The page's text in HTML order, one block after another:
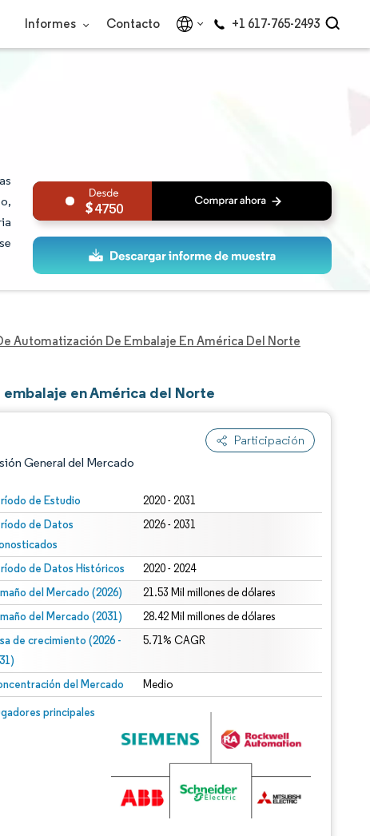
Informes Contacto +1 617-765-2493
4750
Automatización De Embalaje En América Del Norte
en América del Norte
Participación
General del Mercado
de Estudio 2020 - 2031
de Datos
2026 - 2031
de Datos Históricos 2020 - 2024
del Mercado (2026) 21.53 Mil millones de dólares
del Mercado (2031) 28.42 Mil millones de dólares
de crecimiento (2026 -
5.71% CAGR
del Mercado Medio
principales
© Mordor Intelligence. El uso requiere atribución según CC BY 4.0.
según CC BY 4.0.